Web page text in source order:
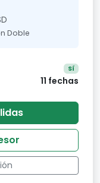
Doble
Sí
11 fechas